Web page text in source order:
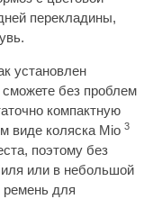
перекладины,
установлен
без проблем
компактную
виде коляска Mio 3
поэтому без
или в небольшой
ремень для